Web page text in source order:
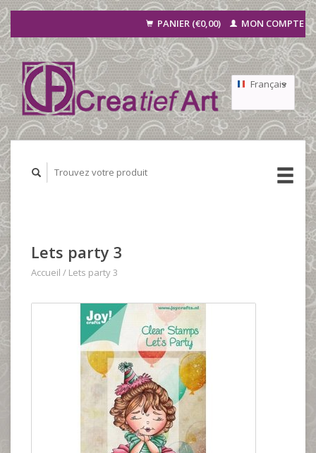
PANIER (€0,00) MON COMPTE
Français
Nederlands
Lets party 3
Accueil / Lets party 3